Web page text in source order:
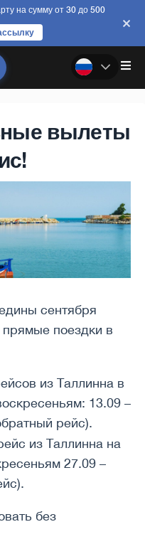
на сумму от 30 до 500
вылеты
сентября
прямые поездки в
из Таллинна в
13.09 –
рейс).
из Таллинна на
27.09 –
без